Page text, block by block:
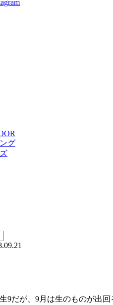
グ
9だが、9月は生のものが出